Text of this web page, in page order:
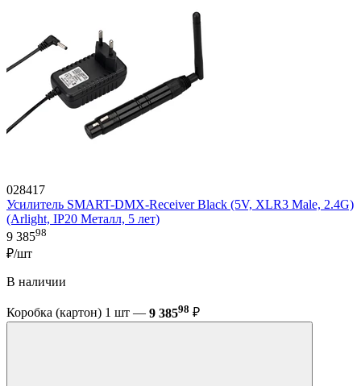
028417
Усилитель SMART-DMX-Receiver Black (5V, XLR3 Male, 2.4G)
(Arlight, IP20 Металл, 5 лет)
9 38598
₽/шт
В наличии
Коробка (картон) 1 шт — 9 38598 ₽